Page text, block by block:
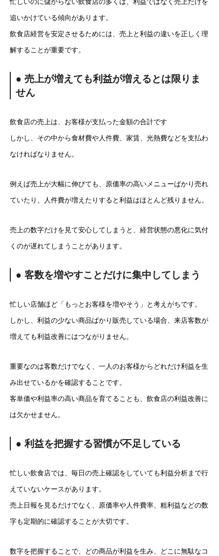
忙しいのに儲からない飲食店の多くは、利益ではなく売上だけを
追いかけている傾向があります。
飲食店経営を安定させるためには、売上と利益の違いを正しく理
解することが重要です。
● 売上が増えても利益が増えるとは限りま
せん
飲食店の売上は、お客様が支払った金額の合計です
しかし、その中から食材費や人件費、家賃、光熱費などを支払わ
なければなりません。
例えば売上が大幅に伸びても、原価率の高いメニューばかり売れ
ていたり、人件費が増えたりすると利益はほとんど残りません。
売上の数字だけを見て安心してしまうと、経営状態の悪化に気付
くのが遅れてしまうことがあります。
● 客数を増やすことだけに集中してしまう
忙しい店舗ほど「もっとお客様を増やそう」と考えがちです。
しかし、利益の少ない商品ばかり販売している場合、来店客数が
増えても利益改善にはつながりません。
重要なのは客数だけでなく、一人のお客様からどれだけ利益を生
み出せているかを確認することです。
客単価や利益率の高い商品を育てることも、飲食店の利益改善に
は欠かせません。
● 利益を把握する習慣が不足している
忙しい飲食店では、毎日の売上確認をしていても利益分析まで行
えていないケースがあります。
売上日報を見るだけでなく、原価率や人件費率、粗利益などの数
字も定期的に確認することが大切です。
数字を把握することで、どの商品が利益を生み、どこに無駄なコ